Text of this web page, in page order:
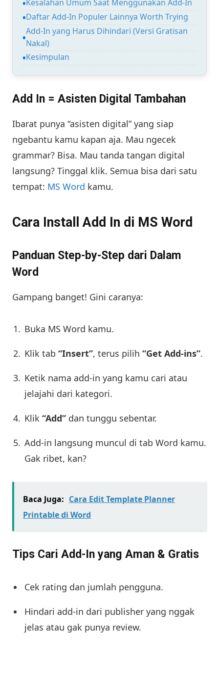
Kesalahan Umum Saat Menggunakan Add-In
Daftar Add-In Populer Lainnya Worth Trying
Add-In yang Harus Dihindari (Versi Gratisan
Nakal)
Kesimpulan
Add In = Asisten Digital Tambahan
Ibarat punya “asisten digital” yang siap
ngebantu kamu kapan aja. Mau ngecek
grammar? Bisa. Mau tanda tangan digital
langsung? Tinggal klik. Semua bisa dari satu
tempat: MS Word kamu.
Cara Install Add In di MS Word
Panduan Step-by-Step dari Dalam
Word
Gampang banget! Gini caranya:
Buka MS Word kamu.
Klik tab “Insert”, terus pilih “Get Add-ins”.
Ketik nama add-in yang kamu cari atau
jelajahi dari kategori.
Klik “Add” dan tunggu sebentar.
Add-in langsung muncul di tab Word kamu.
Gak ribet, kan?
Baca Juga: Cara Edit Template Planner
Printable di Word
Tips Cari Add-In yang Aman & Gratis
Cek rating dan jumlah pengguna.
Hindari add-in dari publisher yang nggak
jelas atau gak punya review.